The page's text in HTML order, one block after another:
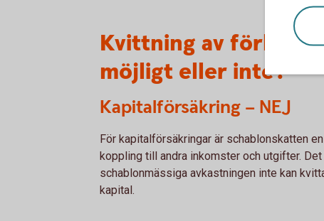
Kvittning av
möjligt eller inte?
Kapitalförsäkring – NEJ
För kapitalförsäkringar är schablonskatten
koppling till andra inkomster och utgifter.
schablonmässiga avkastningen inte kan
kapital.